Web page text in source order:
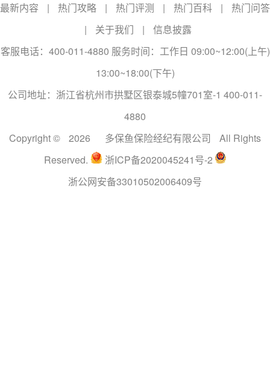
最新内容 | 热门攻略 | 热门评测 | 热门百科 |
热门问答
|
关于我们 |
信息披露
客服电话：400-011-4880 服务时间：工作日 09:00~12:00(上午)
13:00~18:00(下午)
公司地址：浙江省杭州市拱墅区银泰城5幢701室-1 400-011-
4880
Copyright ©
2026 多保鱼保险经纪有限公司
All Rights
Reserved.
浙ICP备2020045241号-2
浙公网安备33010502006409号